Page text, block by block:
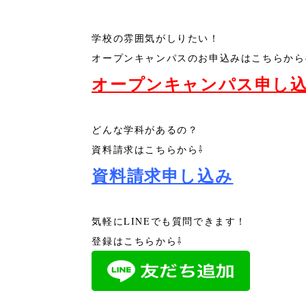
学校の雰囲気がしりたい！
オープンキャンパスのお申込みはこちらか
オープンキャンパス申し
どんな学科があるの？
資料請求はこちらから⇩
資料請求申し込み
気軽にLINEでも質問できます！
登録はこちらから⇩